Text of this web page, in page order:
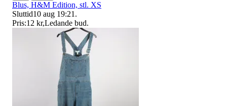
Blus, H&M Edition, stl. XS
Sluttid10 aug 19:21 .
Pris:12 kr,Ledande bud.